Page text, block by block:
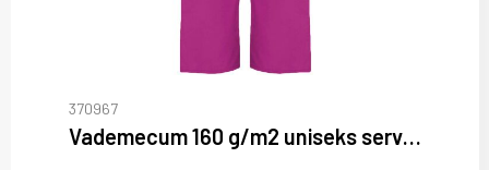
370967
Vademecum 160 g/m2 uniseks servicebroek